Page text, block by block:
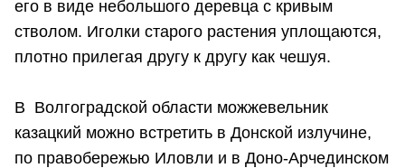
его в виде небольшого деревца с кривым
стволом. Иголки старого растения уплощаются,
плотно прилегая другу к другу как чешуя.
В Волгоградской области можжевельник
казацкий можно встретить в Донской излучине,
по правобережью Иловли и в Доно-Арчединском